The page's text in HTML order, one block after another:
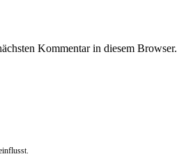
Kommentar in diesem Browser.